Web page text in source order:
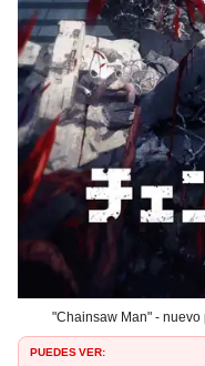
"Chainsaw Man" -
PUEDES VER: